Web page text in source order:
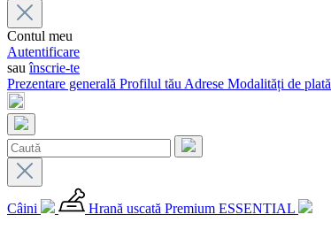
Contul meu
Autentificare
sauînscrie-te
Prezentare generală Profilul tău Adrese Modalități de plată
Câini
Hrană uscată Premium ESSENTIAL